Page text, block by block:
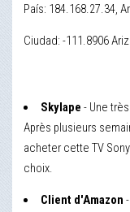
País: 184.168.27.34,
Ciudad: -111.8906
Skylape - Une
Après plusieurs
acheter cette TV
choix.
Client d'Amazon